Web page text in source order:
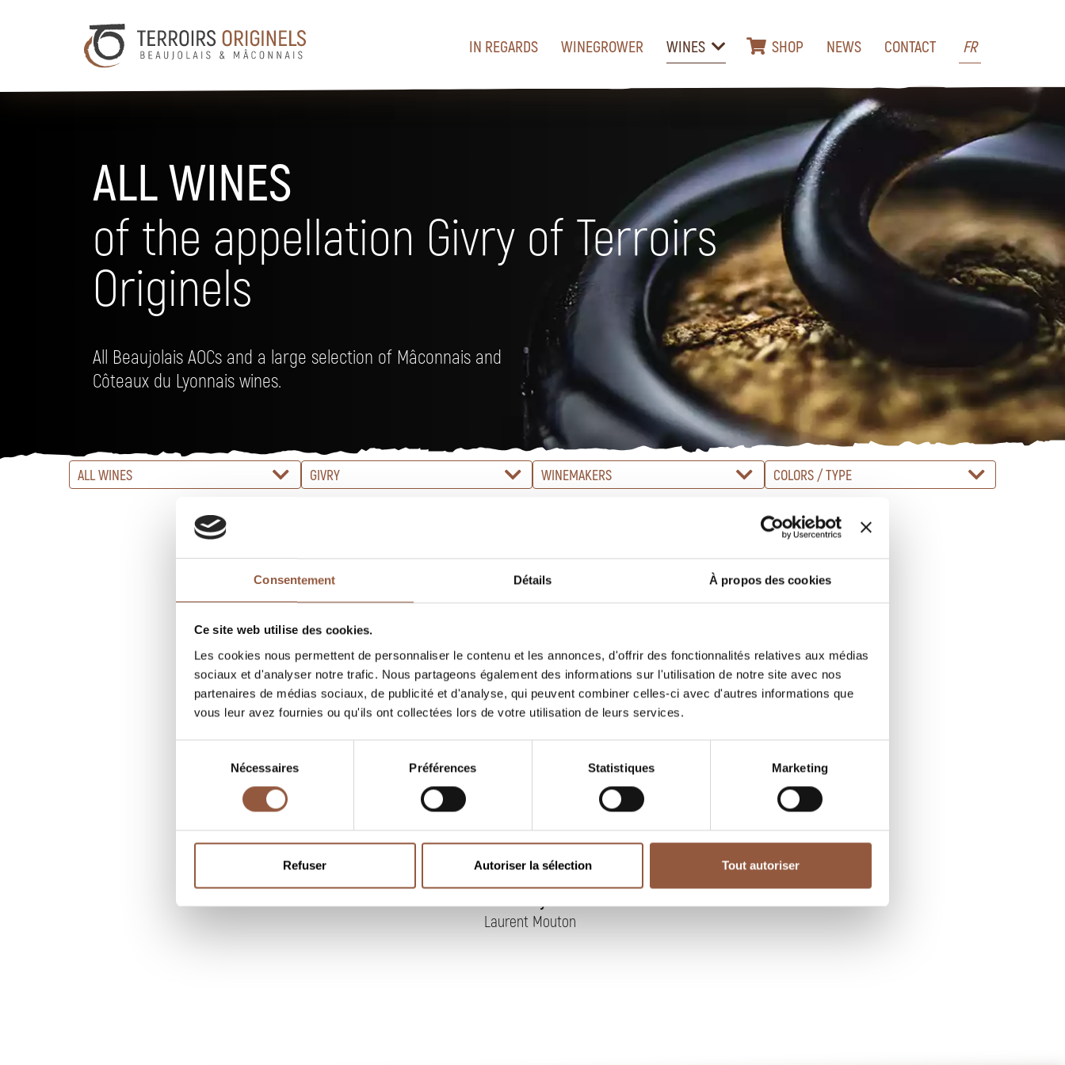
Consentement Détails À propos des cookies
Ce site web utilise des cookies.
Les cookies nous permettent de personnaliser le contenu et les annonces, d'offrir des fonctionnalités relatives aux médias
sociaux et d'analyser notre trafic. Nous partageons également des informations sur l'utilisation de notre site avec nos
partenaires de médias sociaux, de publicité et d'analyse, qui peuvent combiner celles-ci avec d'autres informations que
vous leur avez fournies ou qu'ils ont collectées lors de votre utilisation de leurs services.
consentement
Nécessaires Préférences Statistiques Marketing
Refuser Autoriser la sélection Tout autoriser
IN REGARDS WINEGROWER WINES SHOP NEWS CONTACT FR
ALL WINES
of the appellation Givry of Terroirs
Originels
All Beaujolais AOCs and a large selection of Mâconnais and
Côteaux du Lyonnais wines.
ALL WINES GIVRY WINEMAKERS COLORS / TYPE
Laurent Mouton